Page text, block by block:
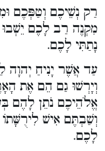
רַק נְשֵׁיכֶם וְטַפְּכֶם
מִקְנֶה רַב לָכֶם
נָתַתִּי לָכֶם.
עַד אֲשֶׁר יָנִיחַ יְהוָה
וְיָרְשׁוּ גַם הֵם אֶת
אֱלֹהֵיכֶם נֹתֵן לָהֶם
וְשַׁבְתֶּם אִישׁ
לָכֶם.